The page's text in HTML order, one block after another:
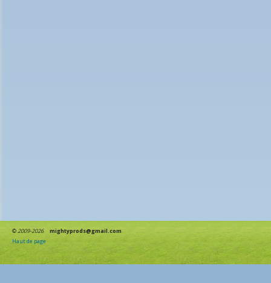
©2009-2026
mightyprods@gmail.com
Haut de page